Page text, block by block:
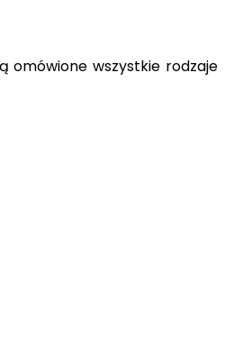
omówione wszystkie rodzaje